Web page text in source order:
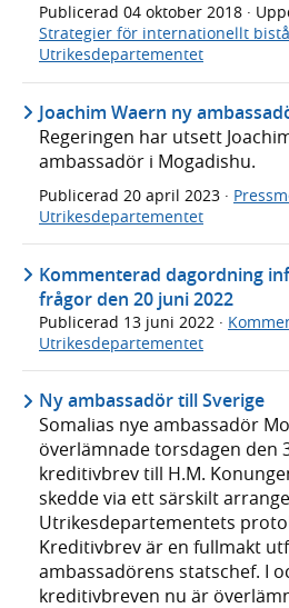
Publicerad 04 oktober 2018 ·
Strategier för internationellt
Utrikesdepartementet
Joachim Waern ny
Regeringen har utsett
ambassadör i Mogadishu.
Publicerad 20 april 2023 ·
Utrikesdepartementet
Kommenterad dagordning
frågor den 20 juni 2022
Publicerad 13 juni 2022 ·
Utrikesdepartementet
Ny ambassadör till Sverige
Somalias nye ambassadör
överlämnade torsdagen den
kreditivbrev till H.M.
skedde via ett särskilt
Utrikesdepartementets
Kreditivbrev är en fullmakt
ambassadörens statschef. I
kreditivbreven nu är